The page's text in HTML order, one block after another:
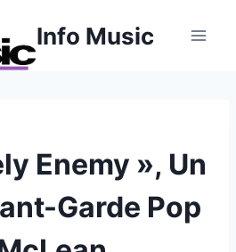
Info Music
Enemy », Un
Garde Pop